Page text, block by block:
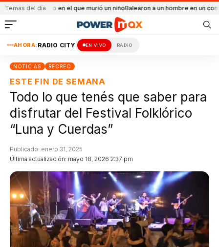
Temas del día
en el que murió un niñoBalearon a un hombre en un conflicto familiar
AHORA: RADIO CITY EN VIVO RADIO
NOTICIAS RECREO
ESTE FIN DE SEMANA
Todo lo que tenés que saber para
disfrutar del Festival Folklórico
“Luna y Cuerdas”
Última actualización: mayo 18, 2026 2:37 pm
Publicado: enero 31, 2025